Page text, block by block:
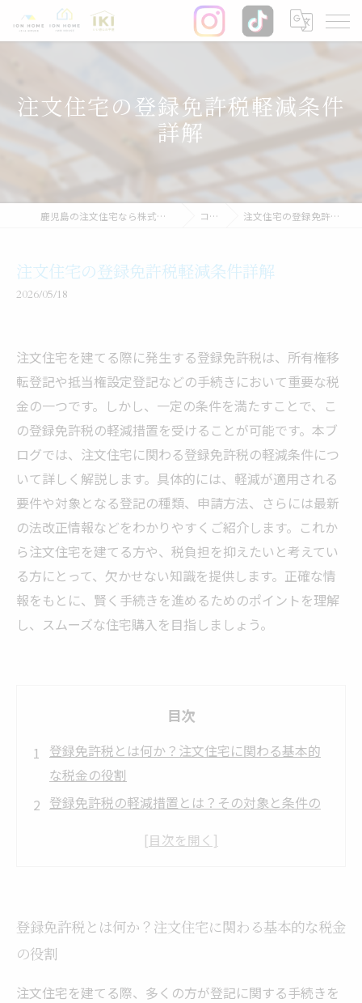
注文住宅の登録免許税軽減条件
詳解
鹿児島の注文住宅なら株式会社イオン・ホーム コラム 注文住宅の登録免許税軽減条件詳解
注文住宅の登録免許税軽減条件詳解
2026/05/18
注文住宅を建てる際に発生する登録免許税は、所有権移
転登記や抵当権設定登記などの手続きにおいて重要な税
金の一つです。しかし、一定の条件を満たすことで、こ
の登録免許税の軽減措置を受けることが可能です。本ブ
ログでは、注文住宅に関わる登録免許税の軽減条件につ
いて詳しく解説します。具体的には、軽減が適用される
要件や対象となる登記の種類、申請方法、さらには最新
の法改正情報などをわかりやすくご紹介します。これか
ら注文住宅を建てる方や、税負担を抑えたいと考えてい
る方にとって、欠かせない知識を提供します。正確な情
報をもとに、賢く手続きを進めるためのポイントを理解
し、スムーズな住宅購入を目指しましょう。
目次
登録免許税とは何か？注文住宅に関わる基本的
な税金の役割
登録免許税の軽減措置とは？その対象と条件の
軽減措置の対象となる登記の種類とその申請方
意点
登録免許税軽減をうまく活用し、賢く注文住宅
を手に入れるために
登録免許税とは何か？注文住宅に関わる基本的な税金
の役割
注文住宅を建てる際、多くの方が登記に関する手続きを